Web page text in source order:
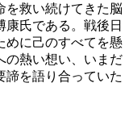
を救い続けてきた脳
氏である。戦後日
めに己のすべてを懸
の熱い想い、いまだ
諦を語り合っていた